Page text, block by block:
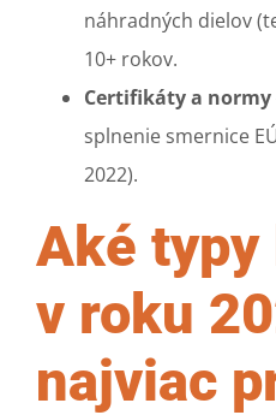
náhradných dielov
10+ rokov.
Certifikáty a normy
splnenie smernice
2022).
Aké typy
v roku
najviac